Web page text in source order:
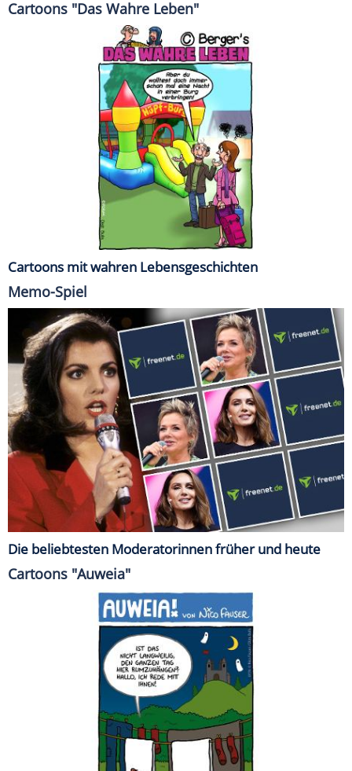
Cartoons "Das Wahre Leben"
Cartoons mit wahren Lebensgeschichten
Memo-Spiel
Die beliebtesten Moderatorinnen früher und heute
Cartoons "Auweia"